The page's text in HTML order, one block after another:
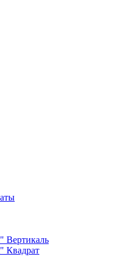
Вертикаль
Квадрат